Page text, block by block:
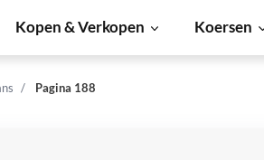
Kopen & Verkopen Koersen
Pagina 188